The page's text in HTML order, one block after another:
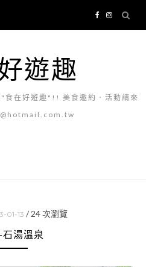
遊趣
食在好遊趣"!! 美食邀約．活動請來
01-13 / 24次瀏覽
湯溫泉